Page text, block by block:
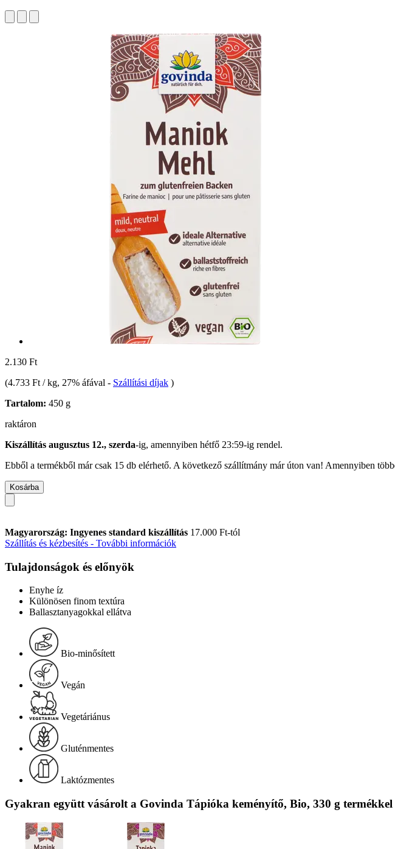
2.130 Ft
(4.733 Ft / kg, 27% áfával - Szállítási díjak )
Tartalom: 450 g
raktáron
Kiszállítás augusztus 12., szerda-ig, amennyiben hétfő 23:59-ig rendel.
Ebből a termékből már csak 15 db elérhető. A következő szállítmány már úton van! Amennyiben
Kosárba
Magyarország: Ingyenes standard kiszállítás 17.000 Ft-tól
Szállítás és kézbesítés - További információk
Tulajdonságok és előnyök
Enyhe íz
Különösen finom textúra
Ballasztanyagokkal ellátva
Bio-minősített
Vegán
Vegetáriánus
Gluténmentes
Laktózmentes
Gyakran együtt vásárolt a Govinda Tápióka keményítő, Bio, 330 g termékkel